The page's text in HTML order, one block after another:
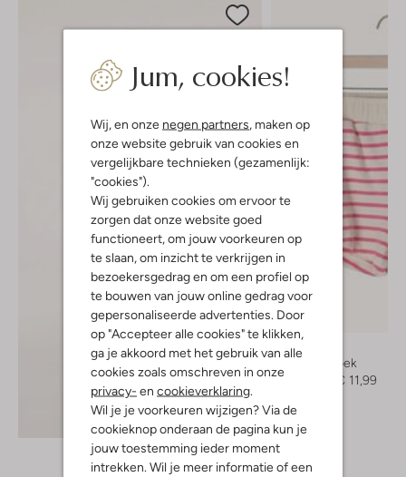
Jum, cookies!
Wij, en onze negen partners, maken op
onze website gebruik van cookies en
vergelijkbare technieken (gezamenlijk:
"cookies").
Wij gebruiken cookies om ervoor te
zorgen dat onze website goed
functioneert, om jouw voorkeuren op
te slaan, om inzicht te verkrijgen in
bezoekersgedrag en om een profiel op
te bouwen van jouw online gedrag voor
gepersonaliseerde advertenties. Door
op "Accepteer alle cookies" te klikken,
ga je akkoord met het gebruik van alle
cookies zoals omschreven in onze
privacy- en cookieverklaring.
Wil je je voorkeuren wijzigen? Via de
cookieknop onderaan de pagina kun je
jouw toestemming ieder moment
intrekken. Wil je meer informatie of een
Ontdek de look
-50%
The New
Korte broek
€ 11,99